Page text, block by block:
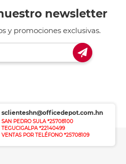
newsletter
y promociones exclusivas.
sclienteshn@officedepot.com.hn
SAN PEDRO SULA *25708100
TEGUCIGALPA *22140499
VENTAS POR TELÉFONO *25708109